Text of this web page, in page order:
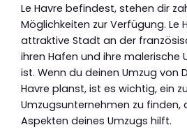
Le Havre befindest, stehen dir
Möglichkeiten zur Verfügung. Le
attraktive Stadt an der
ihren Hafen und ihre malerische
ist. Wenn du deinen Umzug von
Havre planst, ist es wichtig, ein
Umzugsunternehmen zu finden,
Aspekten deines Umzugs hilft.